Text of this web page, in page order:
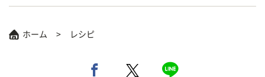
ホーム レシピ